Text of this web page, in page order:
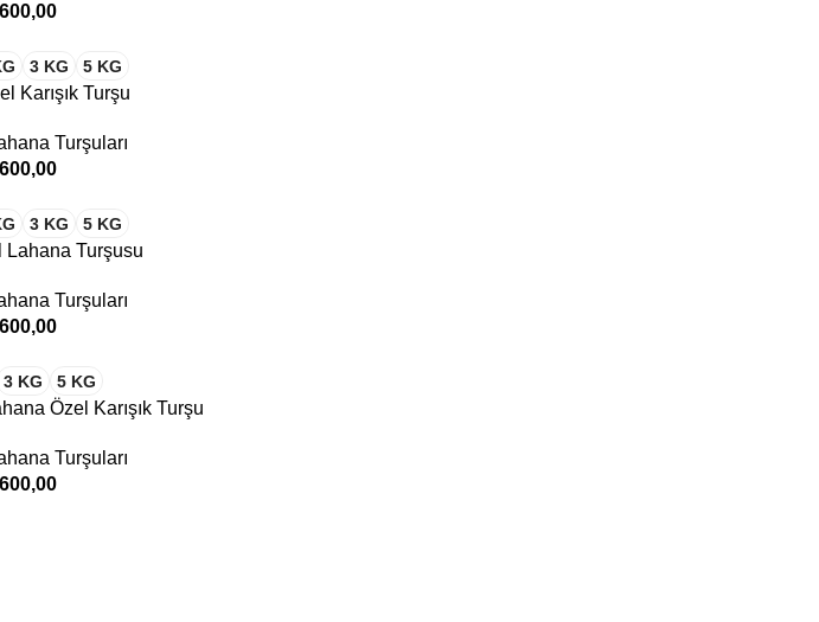
3 KG 5 KG
Karışık Turşu
Turşuları
3 KG 5 KG
Lahana Turşusu
Turşuları
3 KG 5 KG
Özel Karışık Turşu
Turşuları